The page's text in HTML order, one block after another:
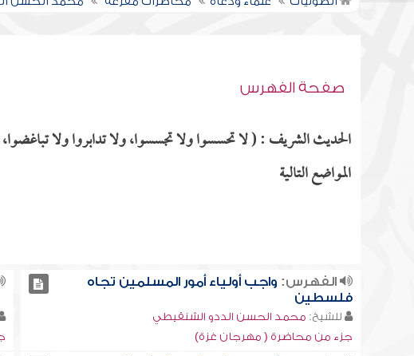
صفحة الفهرس
الحديث الشريف : ( لا تحسسوا ولا تجسسوا، ولا تدابروا ولا
المواضع التالية
الفهرس: واجب أولياء أمور المسلمين تجاه
فلسطين
للشيخ: محمد الحسن الددو الشنقيطي
جزء من محاضرة ( مهرجان غزة)